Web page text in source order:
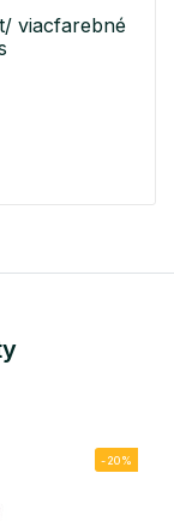
viacfarebné
-20%